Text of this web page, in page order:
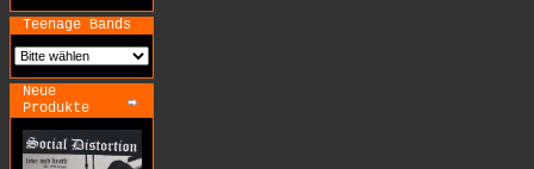
Teenage Bands
Neue
Produkte